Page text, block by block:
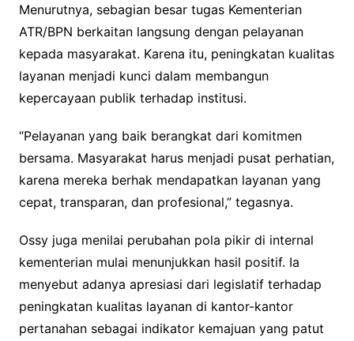
Menurutnya, sebagian besar tugas Kementerian
ATR/BPN berkaitan langsung dengan pelayanan
kepada masyarakat. Karena itu, peningkatan kualitas
layanan menjadi kunci dalam membangun
kepercayaan publik terhadap institusi.
“Pelayanan yang baik berangkat dari komitmen
bersama. Masyarakat harus menjadi pusat perhatian,
karena mereka berhak mendapatkan layanan yang
cepat, transparan, dan profesional,” tegasnya.
Ossy juga menilai perubahan pola pikir di internal
kementerian mulai menunjukkan hasil positif. Ia
menyebut adanya apresiasi dari legislatif terhadap
peningkatan kualitas layanan di kantor-kantor
pertanahan sebagai indikator kemajuan yang patut